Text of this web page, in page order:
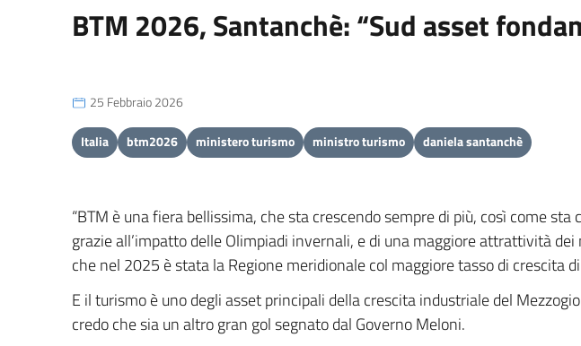
BTM 2026, Santanchè: “Sud asset
25 Febbraio 2026
Italia btm2026 ministero turismo ministro turismo daniela santanchè
“BTM è una fiera bellissima, che sta crescendo sempre di più, così come
grazie all’impatto delle Olimpiadi invernali, e di una maggiore attrattività
che nel 2025 è stata la Regione meridionale col maggiore tasso di
E il turismo è uno degli asset principali della crescita industriale del
credo che sia un altro gran gol segnato dal Governo Meloni.